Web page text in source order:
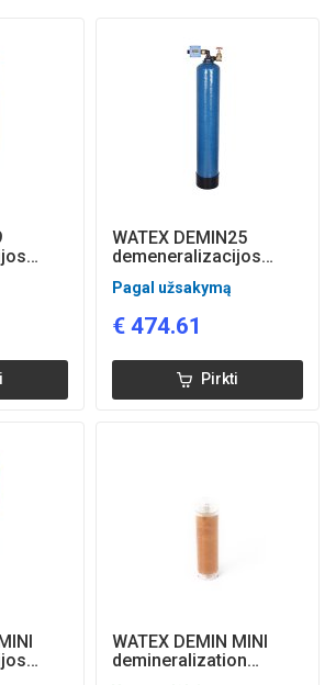
WATEX DEMIN25
demeneralizacijos
kokybės kontrole
Pagal užsakymą
€ 474.61
Pirkti
WATEX DEMIN MINI
demineralization